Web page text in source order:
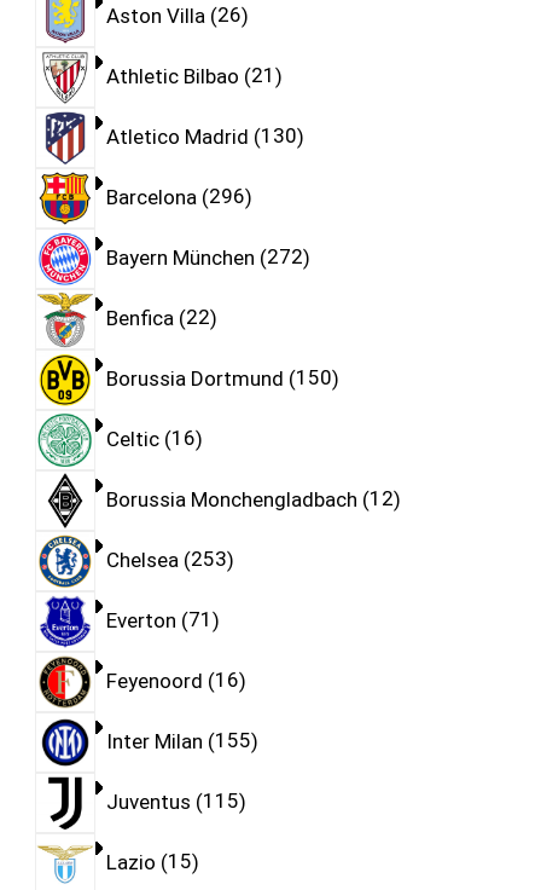
Aston Villa 26
Athletic Bilbao 21
Atletico Madrid 130
Barcelona 296
Bayern München 272
Benfica 22
Borussia Dortmund 150
Celtic 16
Borussia Monchengladbach 12
Chelsea 253
Everton 71
Feyenoord 16
Inter Milan 155
Juventus 115
Lazio 15